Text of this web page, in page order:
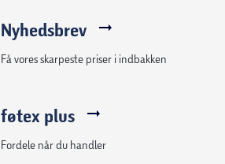
Nyhedsbrev
Få vores skarpeste priser i indbakken
føtex plus
Fordele når du handler